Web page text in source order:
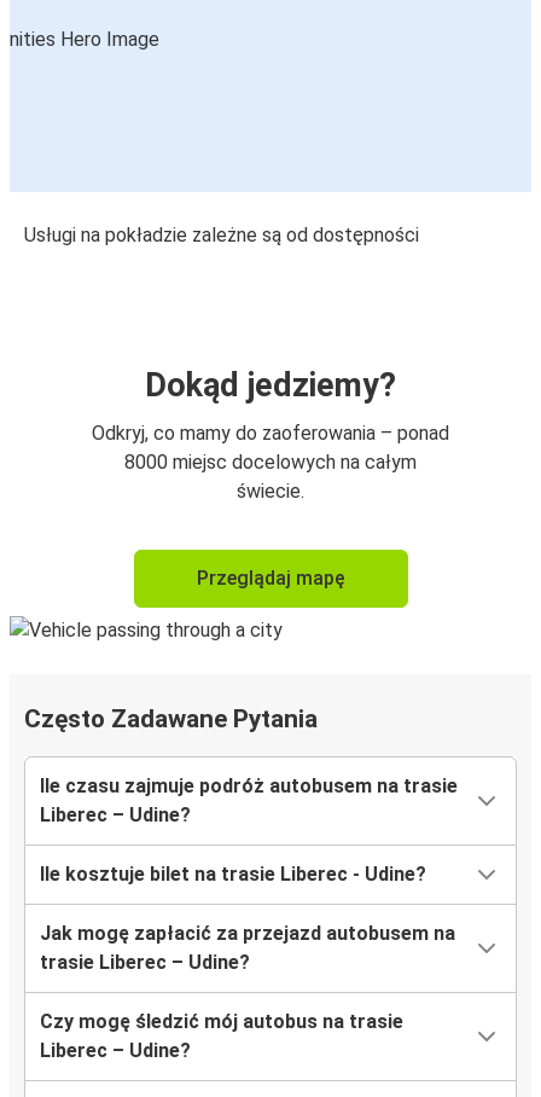
Usługi na pokładzie zależne są od dostępności
Dokąd jedziemy?
Odkryj, co mamy do zaoferowania – ponad
8000 miejsc docelowych na całym
świecie.
Przeglądaj mapę
Często Zadawane Pytania
Ile czasu zajmuje podróż autobusem na trasie
Liberec – Udine?
Ile kosztuje bilet na trasie Liberec - Udine?
Jak mogę zapłacić za przejazd autobusem na
trasie Liberec – Udine?
Czy mogę śledzić mój autobus na trasie
Liberec – Udine?